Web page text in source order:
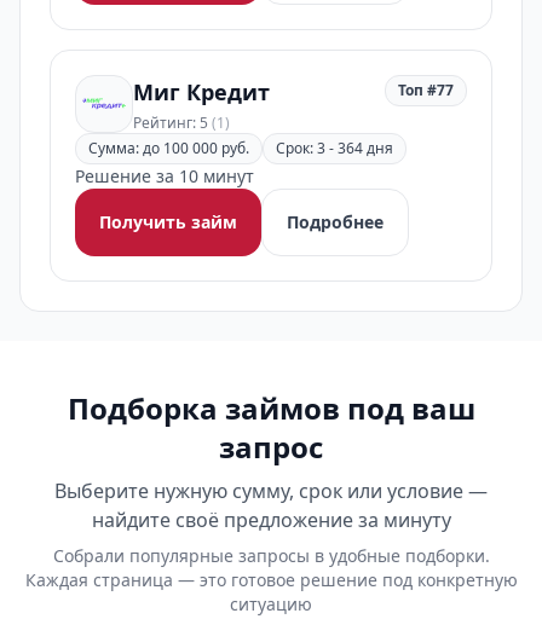
Миг Кредит
Рейтинг: 5 (1)
Топ #77
Сумма: до 100 000 руб. Срок: 3 - 364 дня
Решение за 10 минут
Получить займ
Подробнее
Подборка займов под ваш
запрос
Выберите нужную сумму, срок или условие —
найдите своё предложение за минуту
Собрали популярные запросы в удобные подборки.
Каждая страница — это готовое решение под конкретную
ситуацию